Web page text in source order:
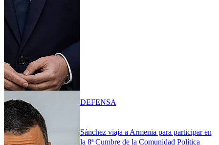
Sánchez viaja a Armenia para participar en
la 8ª Cumbre de la Comunidad Política
DEFENSA